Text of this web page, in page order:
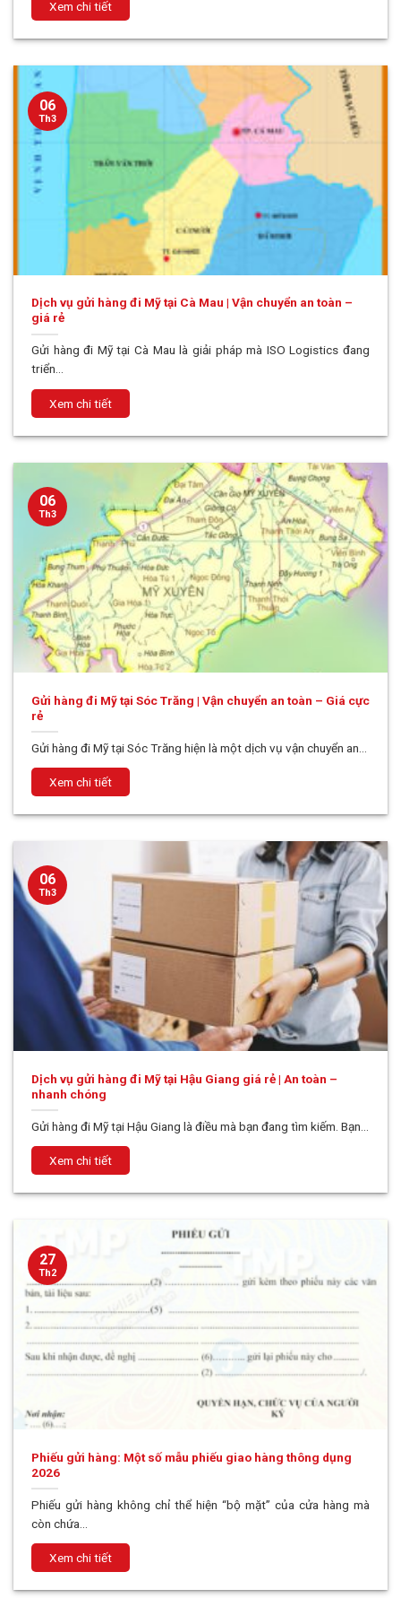
Dịch vụ gửi hàng đi Mỹ tại Cà Mau | Vận chuyển an toàn –
giá rẻ
Gửi hàng đi Mỹ tại Cà Mau là giải pháp mà ISO Logistics đang
triển...
06
Th3
Gửi hàng đi Mỹ tại Sóc Trăng | Vận chuyển an toàn – Giá cực
rẻ
Gửi hàng đi Mỹ tại Sóc Trăng hiện là một dịch vụ vận chuyển an...
06
Th3
Dịch vụ gửi hàng đi Mỹ tại Hậu Giang giá rẻ | An toàn –
nhanh chóng
Gửi hàng đi Mỹ tại Hậu Giang là điều mà bạn đang tìm kiếm. Bạn...
06
Th3
Phiếu gửi hàng: Một số mẫu phiếu giao hàng thông dụng
2026
Phiếu gửi hàng không chỉ thể hiện “bộ mặt” của cửa hàng mà
còn chứa...
27
Th2